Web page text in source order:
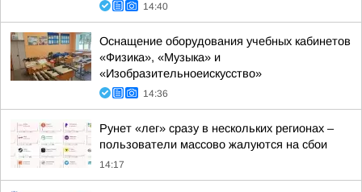
14:40
Оснащение оборудования учебных кабинетов
«Физика», «Музыка» и
«Изобразительноеискусство»
14:36
Рунет «лег» сразу в нескольких регионах –
пользователи массово жалуются на сбои
14:17